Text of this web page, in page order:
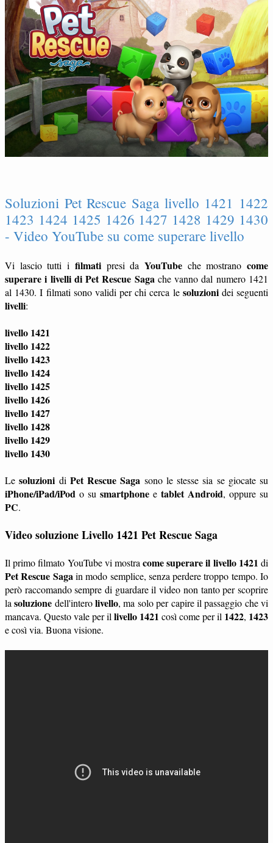
Soluzioni Pet Rescue Saga livello 1421 1422
1423 1424 1425 1426 1427 1428 1429 1430
- Video YouTube su come superare livello
Vi lascio tutti i filmatipresi da YouTubeche mostranocome
superare i livelli di Pet Rescue Saga che vanno dal numero 1421
al 1430. I filmati sono validi per chi cerca le soluzionidei seguenti
livelli:
livello 1421
livello 1422
livello 1423
livello 1424
livello 1425
livello 1426
livello 1427
livello 1428
livello 1429
livello 1430
Lesoluzioni di Pet Rescue Saga sono le stesse sia se giocate su
iPhone/iPad/iPod o su smartphone e tablet Android, oppure su
PC.
Video soluzione Livello 1421 Pet Rescue Saga
Il primo filmato YouTube vi mostracome superare il livello 1421 di
Pet Rescue Saga in modo semplice, senza perdere troppo tempo. Io
però raccomando sempre di guardare il video non tanto per scoprire
lasoluzione dell'interolivello, ma solo per capire il passaggio che vi
mancava. Questo vale per il livello 1421 così come per il 1422, 1423
e così via. Buona visione.